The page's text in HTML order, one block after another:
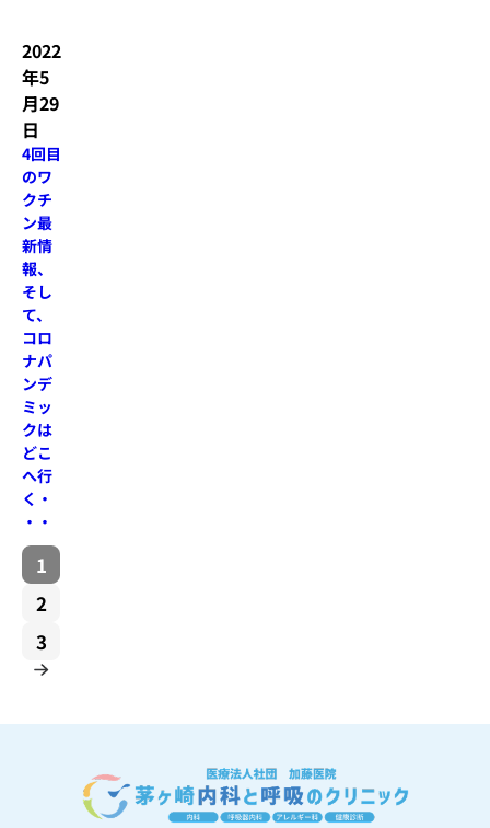
2022
年5
月29
日
4回目
のワ
クチ
ン最
新情
報、
そし
て、
コロ
ナパ
ンデ
ミッ
クは
どこ
へ行
く・
・・
1
2
3